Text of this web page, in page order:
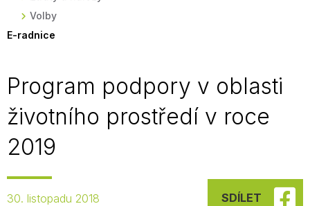
Volby
E-radnice
Program podpory v oblasti
životního prostředí v roce
2019
30. listopadu 2018 SDÍLET